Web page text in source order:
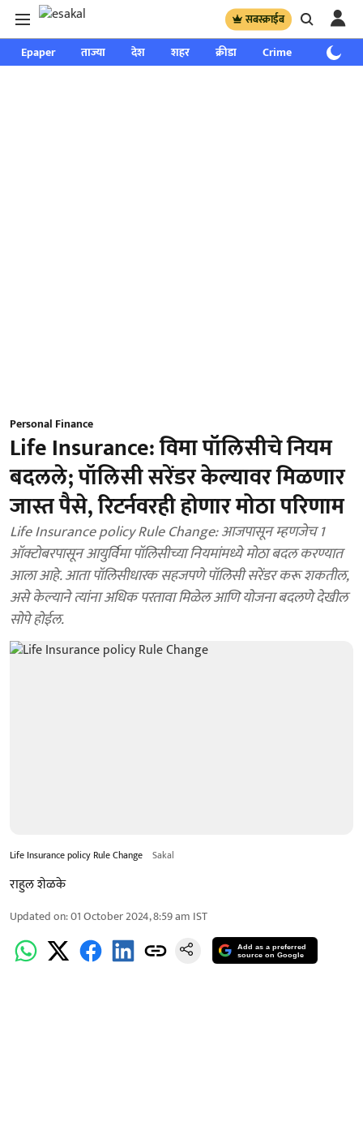
सबस्क्राईब
Epaper ताज्या देश शहर क्रीडा Crime साप्ताहिक
Personal Finance
Life Insurance: विमा पॉलिसीचे नियम
बदलले; पॉलिसी सरेंडर केल्यावर मिळणार
जास्त पैसे, रिटर्नवरही होणार मोठा परिणाम
Life Insurance policy Rule Change: आजपासून म्हणजेच 1
ऑक्टोबरपासून आयुर्विमा पॉलिसीच्या नियमांमध्ये मोठा बदल करण्यात
आला आहे. आता पॉलिसीधारक सहजपणे पॉलिसी सरेंडर करू शकतील,
असे केल्याने त्यांना अधिक परतावा मिळेल आणि योजना बदलणे देखील
सोपे होईल.
Life Insurance policy Rule Change Sakal
राहुल शेळके
Updated on:01 October 2024, 8:59 am IST
Add as a preferred
source on Google